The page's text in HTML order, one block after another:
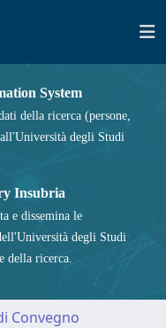
System
della ricerca (persone,
degli Studi
Insubria
e dissemina le
degli Studi
della ricerca.
Convegno